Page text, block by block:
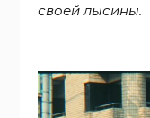
своей лысины.